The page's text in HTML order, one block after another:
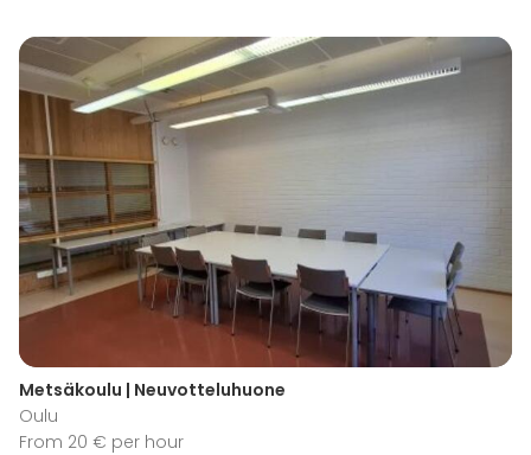
Metsäkoulu | Neuvotteluhuone
Oulu
From 20 € per hour